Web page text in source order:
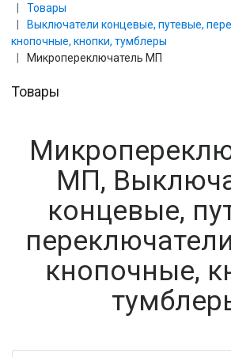
Товары
Выключатели концевые, путевые,
кнопочные, кнопки, тумблеры
Микропереключатель МП
Товары
МП,
концевые,
кнопочные,